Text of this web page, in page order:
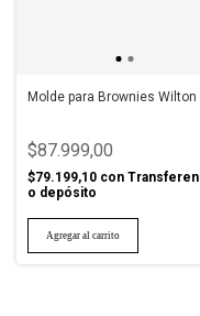
Molde para Brownies Wilton
$87.999,00
$79.199,10 con
o depósito